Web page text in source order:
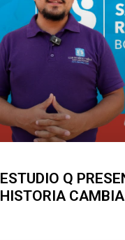
ESTUDIO Q
HISTORIA